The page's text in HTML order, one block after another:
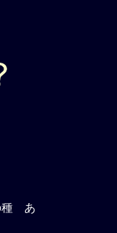
種 あ